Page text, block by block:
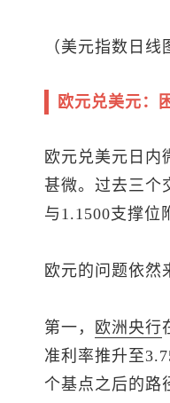
（ 美元指数 日线
欧元兑美元 ：
欧元兑美元 日内
甚微。过去三个
与1.1500支撑位
欧元的问题依然
第一， 欧洲央行
准利率推升至
个基点之后的路